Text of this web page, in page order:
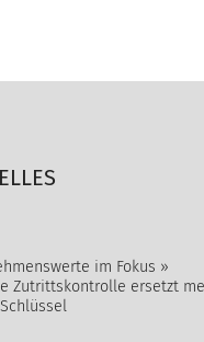
im Fokus »
Zutrittskontrolle ersetzt